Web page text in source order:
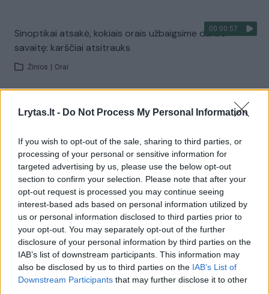
Lrytas.lt - Do Not Process My Personal Information
If you wish to opt-out of the sale, sharing to third parties, or
processing of your personal or sensitive information for
targeted advertising by us, please use the below opt-out
section to confirm your selection. Please note that after your
opt-out request is processed you may continue seeing
interest-based ads based on personal information utilized by
us or personal information disclosed to third parties prior to
your opt-out. You may separately opt-out of the further
disclosure of your personal information by third parties on the
IAB’s list of downstream participants. This information may
also be disclosed by us to third parties on the IAB’s List of
Downstream Participants that may further disclose it to other
00:00:57
Sinoptikai atsakė, kokiais orais užbaigsime darbo
savaitę: karščiai atsitrauks
Žinios Orai
Visi įrašai
Žiūrimiausi įrašai
00:00:30
Vaizdai iš tragiškos avarijos Vilniaus r.: dviejų moterų ir
vaiko gyvybių išgelbėti nepavyko
Žinios | Lietuvos diena
00:00:57
Savaitės vidurys nusimato karštas: temperatūra kils iki